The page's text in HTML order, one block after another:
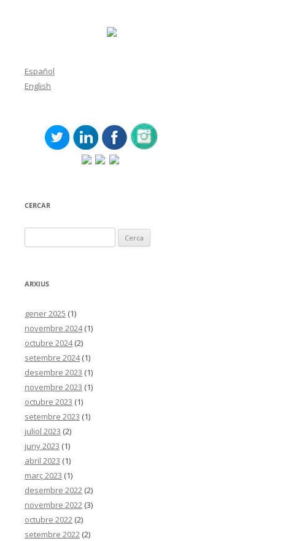
Español
English
CERCAR
ARXIUS
gener 2025 (1)
novembre 2024(1)
octubre 2024(2)
setembre 2024(1)
desembre 2023 (1)
novembre 2023 (1)
octubre 2023 (1)
setembre 2023 (1)
juliol 2023 (2)
juny 2023 (1)
abril 2023 (1)
març 2023 (1)
desembre 2022 (2)
novembre 2022 (3)
octubre 2022 (2)
setembre 2022 (2)